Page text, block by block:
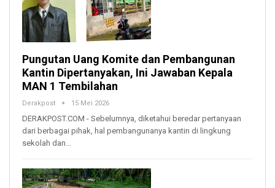
Pungutan Uang Komite dan Pembangunan
Kantin Dipertanyakan, Ini Jawaban Kepala
MAN 1 Tembilahan
Derakpost 15 Mei 2026
DERAKPOST.COM - Sebelumnya, diketahui beredar pertanyaan
dari berbagai pihak, hal pembangunanya kantin di lingkung
sekolah dan…